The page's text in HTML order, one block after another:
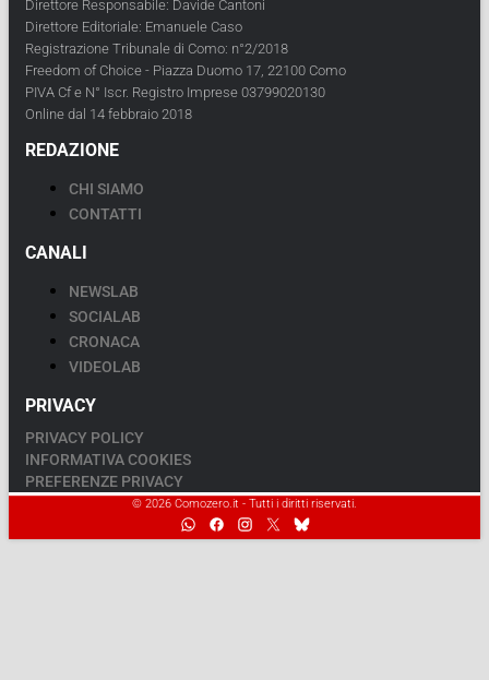
Direttore Responsabile: Davide Cantoni
Direttore Editoriale: Emanuele Caso
Registrazione Tribunale di Como: n°2/2018
Freedom of Choice - Piazza Duomo 17, 22100 Como
PIVA Cf e N° Iscr. Registro Imprese 03799020130
Online dal 14 febbraio 2018
REDAZIONE
CHI SIAMO
CONTATTI
CANALI
NEWSLAB
SOCIALAB
CRONACA
VIDEOLAB
PRIVACY
PRIVACY POLICY
INFORMATIVA COOKIES
PREFERENZE PRIVACY
© 2026 Comozero.it - Tutti i diritti riservati.